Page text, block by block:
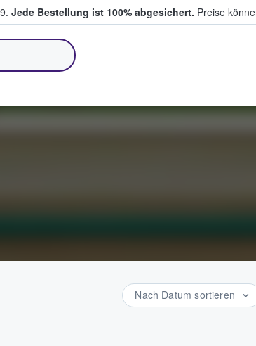
Jede Bestellung ist 100% abgesichert. Preise
Nach Datum sortieren